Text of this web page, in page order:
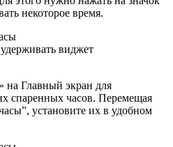
некоторое время.
виджет
на Главный экран для
спаренных часов. Перемещая
установите их в удобном